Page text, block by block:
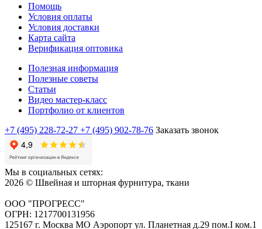
Помощь
Условия оплаты
Условия доставки
Карта сайта
Верификация оптовика
Полезная информация
Полезные советы
Статьи
Видео мастер-класс
Портфолио от клиентов
+7 (495) 228-72-27 +7 (495) 902-78-76 Заказать звонок
Мы в социальных сетях:
2026 © Швейная и шторная фурнитура, ткани
ООО "ПРОГРЕСС"
ОГРН: 1217700131956
125167 г. Москва МО Аэропорт ул. Планетная д.29 пом.I ком.1